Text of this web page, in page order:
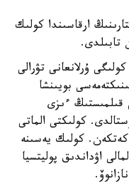
ارقاسىندا كولىك
ۇرلانعانى تۋرالى
بويىنشا
قىلمىستىڭ ءىزى
كولىكتى الماتى
كەتكەن. كولىك يەسىنە
اۋداندىق پوليتسيا